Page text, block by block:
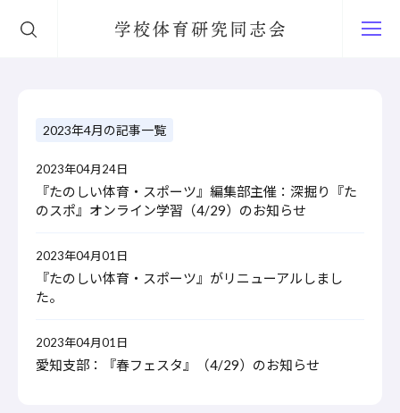
学校体育研究同志会
2023年4月の記事一覧
2023年04月24日
『たのしい体育・スポーツ』編集部主催：深掘り『た
のスポ』オンライン学習（4/29）のお知らせ
2023年04月01日
『たのしい体育・スポーツ』がリニューアルしまし
た。
2023年04月01日
愛知支部：『春フェスタ』（4/29）のお知らせ